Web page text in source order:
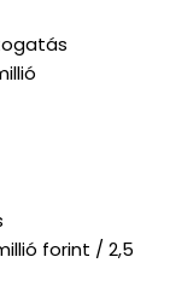
forint / 2,5